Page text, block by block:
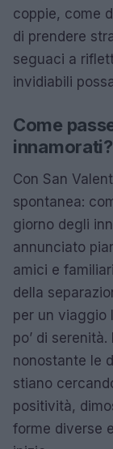
coppie, come
di prendere
seguaci a
invidiabili
Come
innamorati?
Con San
spontanea:
giorno degli
annunciato
amici e
della
per un viaggio
po’ di
nonostante le
stiano
positività,
forme diverse